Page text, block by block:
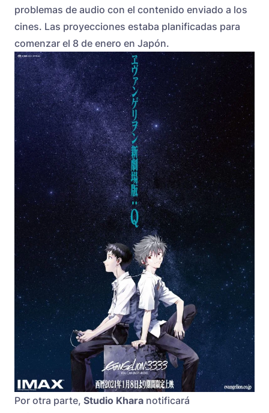
problemas de audio con el contenido enviado a los
cines. Las proyecciones estaba planificadas para
comenzar el 8 de enero en Japón.
Por otra parte, Studio Khara notificará